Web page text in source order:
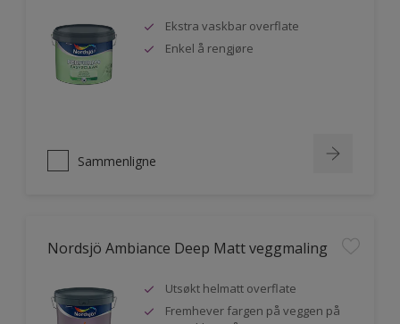
Ekstra vaskbar overflate
Enkel å rengjøre
Sammenligne
Nordsjö Ambiance Deep Matt veggmaling
Utsøkt helmatt overflate
Fremhever fargen på veggen på